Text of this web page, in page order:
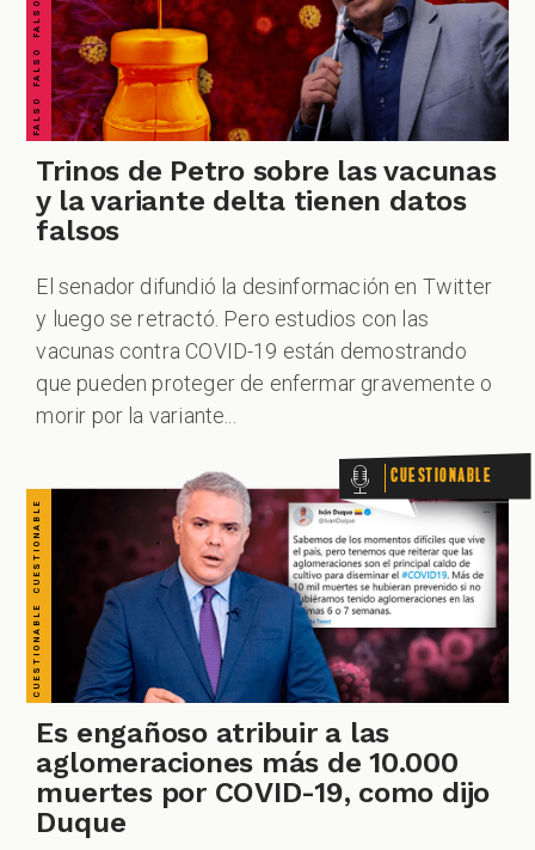
Trinos de Petro sobre las vacunas
y la variante delta tienen datos
falsos
El senador difundió la desinformación en Twitter
y luego se retractó. Pero estudios con las
vacunas contra COVID-19 están demostrando
que pueden proteger de enfermar gravemente o
morir por la variante...
CUESTIONABLE CUESTIONABLE CUESTIONABLE CUESTIONABLE CUESTIONABLE CUESTIONABLE CUESTIONABLE Cuestionable
Es engañoso atribuir a las
aglomeraciones más de 10.000
muertes por COVID-19, como dijo
Duque